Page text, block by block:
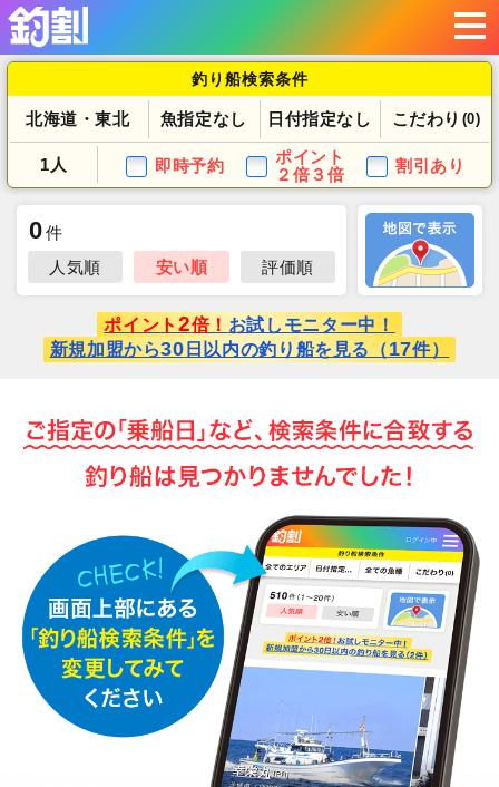
釣り船検索条件
北海道・東北 魚指定なし 日付指定なし こだわり (0)
1人 即時予約
ポイント
２倍３倍
割引あり
0件
人気順
安い順 評価順
ポイント 2倍！ お試しモニター中！
新規加盟から30 日以内の釣り船を見る（17件）